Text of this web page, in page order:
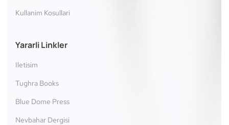
Kullanim Kosullari
Yararli Linkler
Iletisim
Tughra Books
Blue Dome Press
Nevbahar Dergisi